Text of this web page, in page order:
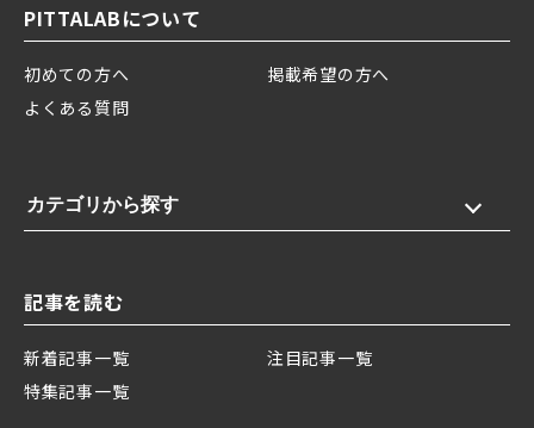
PITTALABについて
初めての方へ
掲載希望の方へ
よくある質問
カテゴリから探す
記事を読む
新着記事一覧
注目記事一覧
特集記事一覧